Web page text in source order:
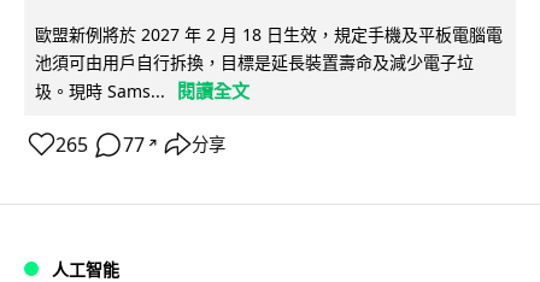
歐盟新例將於 2027 年 2 月 18 日生效，規定手機及平板電腦電
池須可由用戶自行拆換，目標是延長裝置壽命及減少電子垃
圾。現時 Sams...
閱讀全文
265 77 ↗ 分享
人工智能